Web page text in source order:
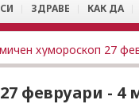
ЗДРАВЕ КАК ДА
хумороскоп 27
февруари - 4